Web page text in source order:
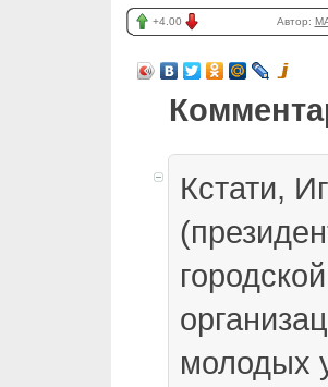
+4.00 Автор:
Кстати,
молодых